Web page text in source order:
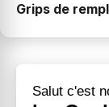
Grips de